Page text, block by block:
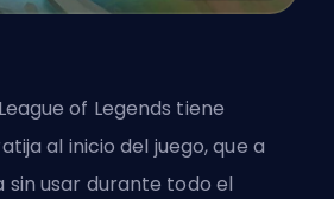
of Legends tiene
al inicio del juego, que a
sin usar durante todo el